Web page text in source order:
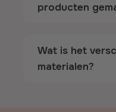
producten
Wat is het
materialen?